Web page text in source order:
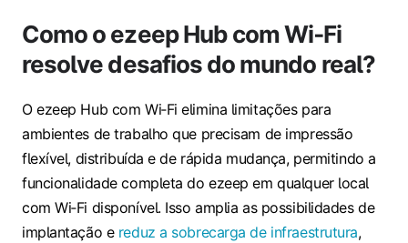
Como o ezeep Hub com Wi‑Fi
resolve desafios do mundo real?
O ezeep Hub com Wi‑Fi elimina limitações para
ambientes de trabalho que precisam de impressão
flexível, distribuída e de rápida mudança, permitindo a
funcionalidade completa do ezeep em qualquer local
com Wi‑Fi disponível. Isso amplia as possibilidades de
implantação e reduz a sobrecarga de infraestrutura,